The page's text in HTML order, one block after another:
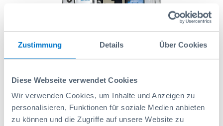
Zustimmung Details Über Cookies
Diese Webseite verwendet Cookies
Wir verwenden Cookies, um Inhalte und Anzeigen zu
personalisieren, Funktionen für soziale Medien anbieten
zu können und die Zugriffe auf unsere Website zu
< >